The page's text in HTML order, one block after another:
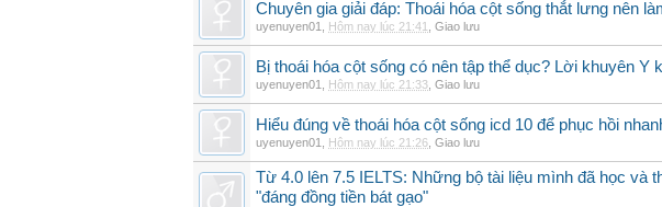
Chuyên gia giải đáp: Thoái hóa cột sống thắt lưng nên
uyenuyen01 Hôm nay lúc 21:41 Giao lưu
Bị thoái hóa cột sống có nên tập thể dục? Lời khuyên Y
uyenuyen01 Hôm nay lúc 21:33 Giao lưu
Hiểu đúng về thoái hóa cột sống icd 10 để phục hồi
uyenuyen01 Hôm nay lúc 21:26 Giao lưu
Từ 4.0 lên 7.5 IELTS: Những bộ tài liệu mình đã học và
"đáng đồng tiền bát gạo"